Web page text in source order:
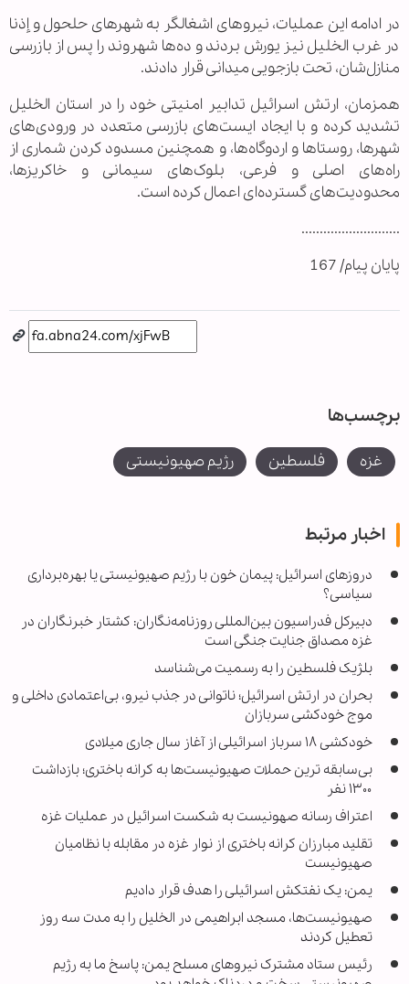
در ادامه این عملیات، نیروهای اشغالگر به شهرهای حلحول و إذنا
در غرب الخلیل نیز یورش بردند و ده‌ها شهروند را پس از بازرسی
منازل‌شان، تحت بازجویی میدانی قرار دادند.
همزمان، ارتش اسرائیل تدابیر امنیتی خود را در استان الخلیل
تشدید کرده و با ایجاد ایست‌های بازرسی متعدد در ورودی‌های
شهرها، روستاها و اردوگاه‌ها، و همچنین مسدود کردن شماری از
راه‌های اصلی و فرعی، بلوک‌های سیمانی و خاکریزها،
محدودیت‌های گسترده‌ای اعمال کرده است.
...........................
پایان پیام/ 167
برچسب‌ها
غزه فلسطین رژیم صهیونیستی
اخبار مرتبط
دروزهای اسرائیل: پیمان خون با رژیم صهیونیستی یا بهره‌برداری
سیاسی؟
دبیرکل فدراسیون بین‌المللی روزنامه‌نگاران: کشتار خبرنگاران در
غزه مصداق جنایت جنگی است
بلژیک فلسطین را به رسمیت می‌شناسد
بحران در ارتش اسرائیل؛ ناتوانی در جذب نیرو، بی‌اعتمادی داخلی و
موج خودکشی سربازان
خودکشی ۱۸ سرباز اسرائیلی از آغاز سال جاری میلادی
بی‌سابقه ترین حملات صهیونیست‌ها به کرانه باختری؛ بازداشت
۱۳۰۰ نفر
اعتراف رسانه صهونیست به شکست اسرائیل در عملیات غزه
تقلید مبارزان کرانه باختری از نوار غزه در مقابله با نظامیان
صهیونیست
یمن: یک نفتکش اسرائیلی را هدف قرار دادیم
صهیونیست‌ها، مسجد ابراهیمی در الخلیل را به مدت سه روز
تعطیل کردند
رئیس ستاد مشترک نیروهای مسلح یمن: پاسخ ما به رژیم